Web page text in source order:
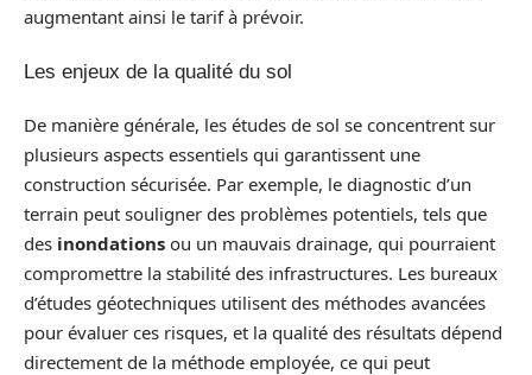
augmentant ainsi le tarif à prévoir.
Les enjeux de la qualité du sol
De manière générale, les études de sol se concentrent sur
plusieurs aspects essentiels qui garantissent une
construction sécurisée. Par exemple, le diagnostic d’un
terrain peut souligner des problèmes potentiels, tels que
des inondations ou un mauvais drainage, qui pourraient
compromettre la stabilité des infrastructures. Les bureaux
d’études géotechniques utilisent des méthodes avancées
pour évaluer ces risques, et la qualité des résultats dépend
directement de la méthode employée, ce qui peut